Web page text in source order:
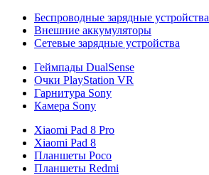
Беспроводные зарядные устройства
Внешние аккумуляторы
Сетевые зарядные устройства
Геймпады DualSense
Очки PlayStation VR
Гарнитура Sony
Камера Sony
Xiaomi Pad 8 Pro
Xiaomi Pad 8
Планшеты Poco
Планшеты Redmi